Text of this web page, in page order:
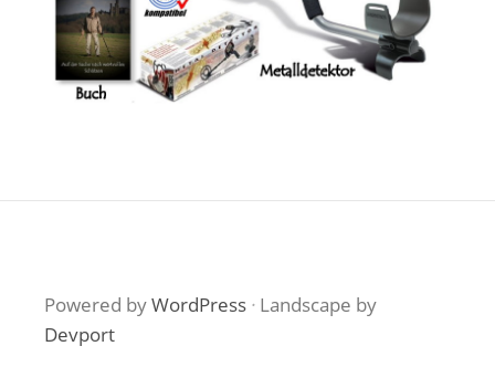
Powered byWordPress · Landscape by
Devport